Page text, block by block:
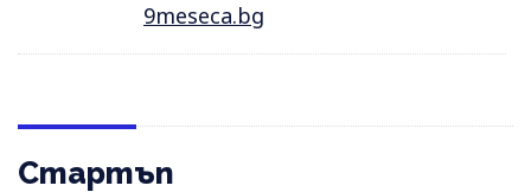
9meseca.bg
Стартъп